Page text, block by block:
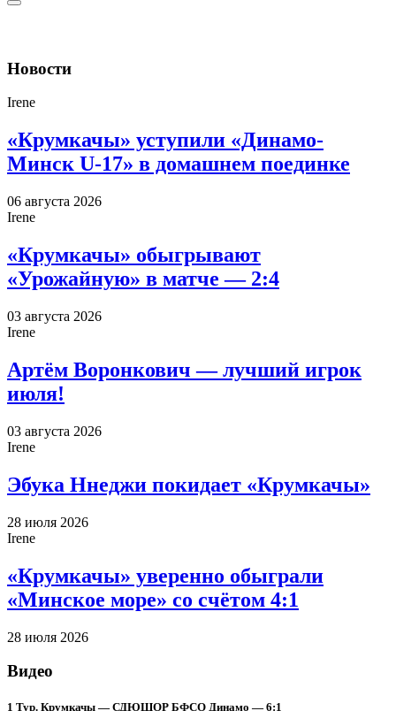
Новости
Irene
«Крумкачы» уступили «Динамо-
Минск U-17» в домашнем поединке
06 августа 2026
Irene
«Крумкачы» обыгрывают
«Урожайную» в матче — 2:4
03 августа 2026
Irene
Артём Воронкович — лучший игрок
июля!
03 августа 2026
Irene
Эбука Ннеджи покидает «Крумкачы»
28 июля 2026
Irene
«Крумкачы» уверенно обыграли
«Минское море» со счётом 4:1
28 июля 2026
Видео
1 Тур. Крумкачы — СДЮШОР БФСО Динамо — 6:1